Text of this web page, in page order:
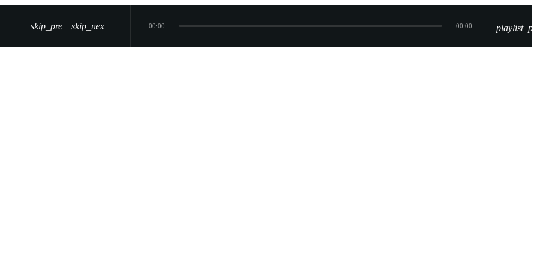
skip_previousskip_next 00:00 00:00